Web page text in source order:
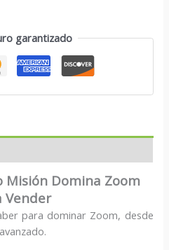
garantizado
Misión Domina Zoom
Vender
para dominar Zoom, desde